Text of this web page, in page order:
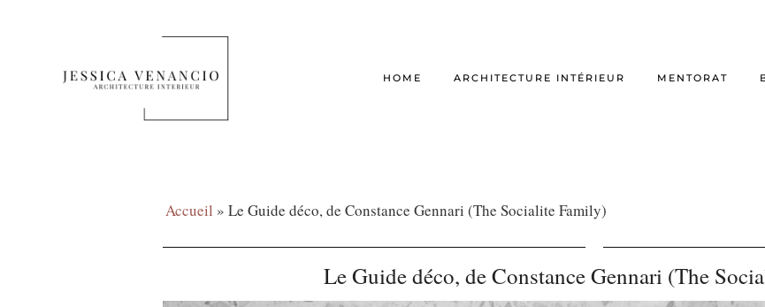
HOME ARCHITECTURE INTÉRIEUR MENTORAT
Accueil » Le Guide déco, de Constance Gennari (The Socialite Family)
Le Guide déco, de Constance Gennari (The